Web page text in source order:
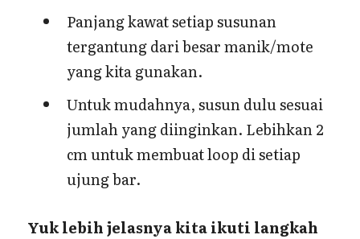
Panjang kawat setiap susunan
tergantung dari besar manik/mote
yang kita gunakan.
Untuk mudahnya, susun dulu sesuai
jumlah yang diinginkan. Lebihkan 2
cm untuk membuat loop di setiap
ujung bar.
Yuk lebih jelasnya kita ikuti langkah